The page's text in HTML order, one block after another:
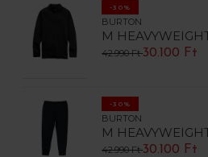
-30%
BURTON
M
42.990 Ft30.100 Ft
-30%
BURTON
M
42.990 Ft30.100 Ft